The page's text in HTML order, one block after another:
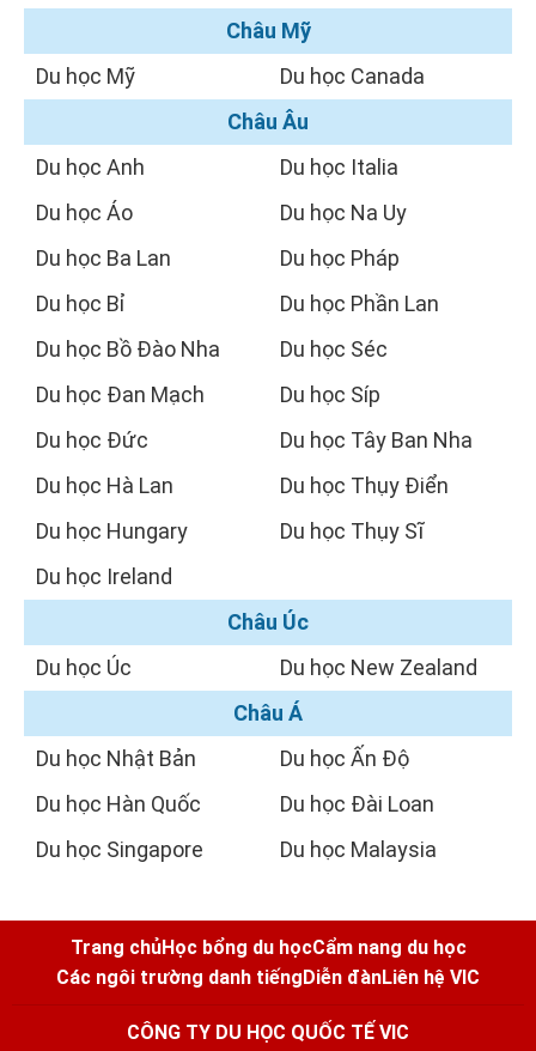
Châu Mỹ
Du học Mỹ
Du học Canada
Châu Âu
Du học Anh
Du học Áo
Du học Ba Lan
Du học Bỉ
Du học Bồ Đào Nha
Du học Đan Mạch
Du học Đức
Du học Hà Lan
Du học Hungary
Du học Ireland
Du học Italia
Du học Na Uy
Du học Pháp
Du học Phần Lan
Du học Séc
Du học Síp
Du học Tây Ban Nha
Du học Thụy Điển
Du học Thụy Sĩ
Châu Úc
Du học Úc
Du học New Zealand
Châu Á
Du học Nhật Bản
Du học Hàn Quốc
Du học Singapore
Du học Ấn Độ
Du học Đài Loan
Du học Malaysia
Trang chủHọc bổng du họcCẩm nang du học
Các ngôi trường danh tiếngDiễn đànLiên hệ VIC
CÔNG TY DU HỌC QUỐC TẾ VIC